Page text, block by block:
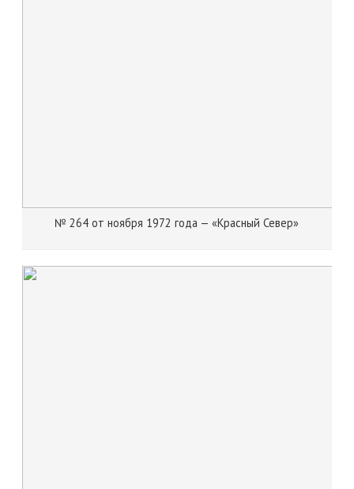
№ 264 от ноября 1972 года — «Красный Север»